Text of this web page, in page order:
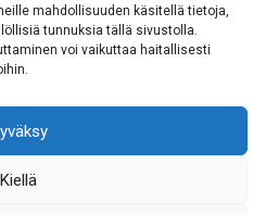
mahdollisuuden käsitellä tietoja,
tunnuksia tällä sivustolla.
voi vaikuttaa haitallisesti
Kiellä